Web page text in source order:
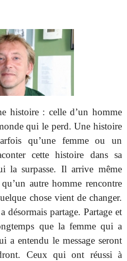
histoire : celle d’un homme
qui le perd. Une histoire
qu’une femme ou un
cette histoire dans sa
la surpasse. Il arrive même
autre homme rencontre
chose vient de changer.
partage. Partage et
que la femme qui a
a entendu le message seront
Ceux qui ont réussi à